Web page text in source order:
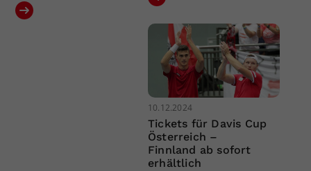
10.12.2024
Tickets für Davis Cup
Österreich –
Finnland ab sofort
erhältlich